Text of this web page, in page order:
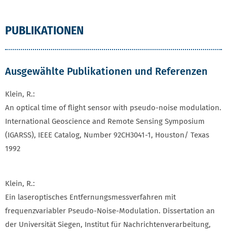
PUBLIKATIONEN
Ausgewählte Publikationen und Referenzen
Klein, R.:
An optical time of flight sensor with pseudo-noise modulation.
International Geoscience and Remote Sensing Symposium
(IGARSS), IEEE Catalog, Number 92CH3041-1, Houston/ Texas
1992
Klein, R.:
Ein laseroptisches Entfernungsmessverfahren mit
frequenzvariabler Pseudo-Noise-Modulation. Dissertation an
der Universität Siegen, Institut für Nachrichtenverarbeitung,